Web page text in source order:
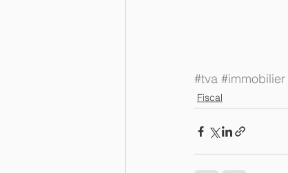
#tva #immobilier
Fiscal